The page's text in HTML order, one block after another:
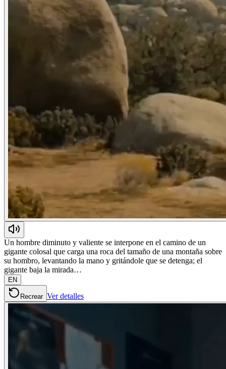
Un hombre diminuto y valiente se interpone en el camino de un
gigante colosal que carga una roca del tamaño de una montaña sobre
su hombro, levantando la mano y gritándole que se detenga; el
gigante baja la mirada…
EN
Recrear Ver detalles